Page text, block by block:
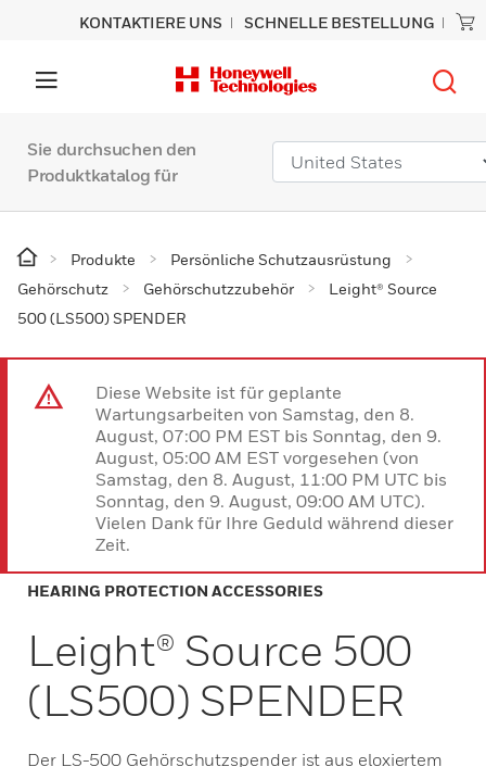
KONTAKTIERE UNS SCHNELLE BESTELLUNG
Sie durchsuchen den
Produktkatalog für
Produkte
Persönliche Schutzausrüstung
Gehörschutz
Gehörschutzzubehör
Leight® Source
500 (LS500) SPENDER
Diese Website ist für geplante
Wartungsarbeiten von Samstag, den 8.
August, 07:00 PM EST bis Sonntag, den 9.
August, 05:00 AM EST vorgesehen (von
Samstag, den 8. August, 11:00 PM UTC bis
Sonntag, den 9. August, 09:00 AM UTC).
Vielen Dank für Ihre Geduld während dieser
Zeit.
HEARING PROTECTION ACCESSORIES
Leight® Source 500
(LS500) SPENDER
Der LS-500 Gehörschutzspender ist aus eloxiertem